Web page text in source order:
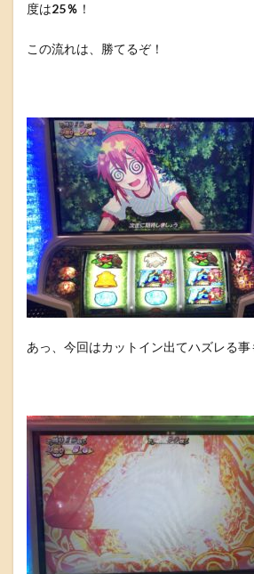
度は25％ ！
この流れは、勝てるぞ！
あっ、今回はカットイン出てハズレる事